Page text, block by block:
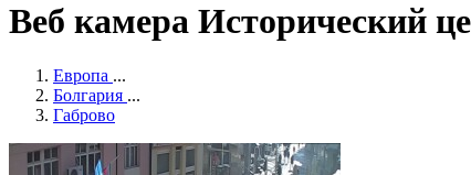
Веб камера Исторический
Европа ...
Болгария ...
Габрово